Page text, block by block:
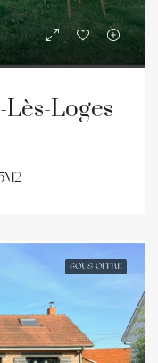
Loges
SOUS OFFRE